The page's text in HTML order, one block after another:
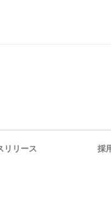
リリース 採